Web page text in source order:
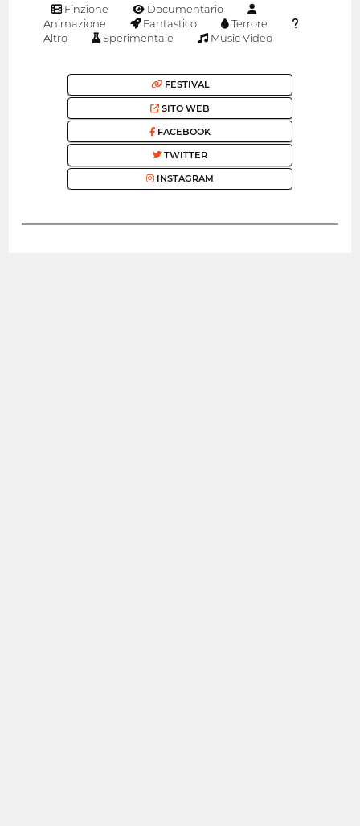
Finzione
Documentario
Animazione
Fantastico
Terrore
Altro
Sperimentale Music Video
FESTIVAL
SITO WEB
FACEBOOK
TWITTER
INSTAGRAM